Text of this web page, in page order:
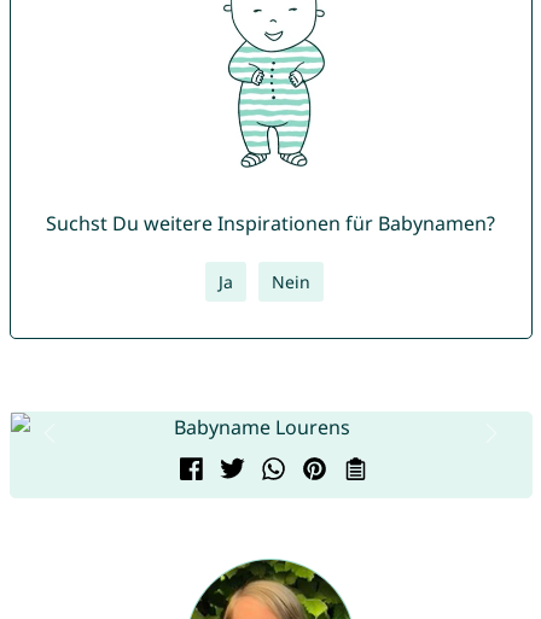
Suchst Du weitere Inspirationen für Babynamen?
Ja Nein